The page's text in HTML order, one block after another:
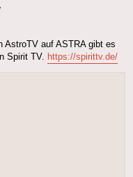
AstroTV auf ASTRA gibt es
Spirit TV. https://spirittv.de/